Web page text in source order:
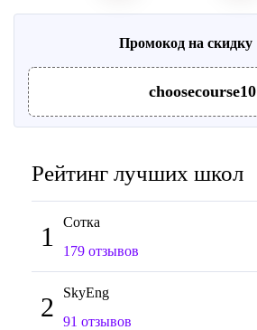
Промокод на скидку
choosecourse10
Рейтинг лучших школ
1 Сотка
179 отзывов
2 SkyEng
91 отзывов